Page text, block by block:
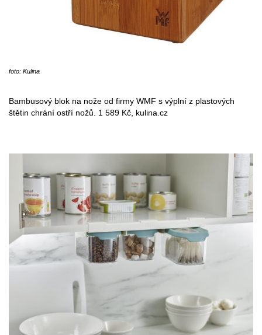
foto: Kulina
Bambusový blok na nože od firmy WMF s výplní z plastových
štětin chrání ostří nožů. 1 589 Kč, kulina.cz